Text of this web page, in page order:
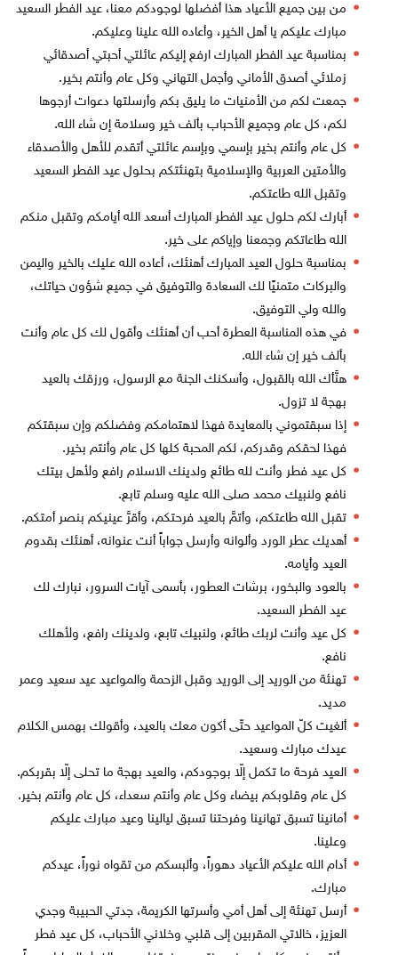
من بين جميع الأعياد هذا أفضلها لوجودكم معنا، عيد الفطر السعيد
مبارك عليكم يا أهل الخير، وأعاده الله علينا وعليكم.
بمناسبة عيد الفطر المبارك ارفع إليكم عائلتي أحبتي أصدقائي
زملائي أصدق الأماني وأجمل التهاني وكل عام وأنتم بخير.
جمعت لكم من الأمنيات ما يليق بكم وأرسلتها دعوات أرجوها
لكم، كل عام وجميع الأحباب بألف خير وسلامة إن شاء الله.
كل عام وأنتم بخير بإسمي وبإسم عائلتي أتقدم للأهل والأصدقاء
والأمتين العربية والإسلامية بتهنئتكم بحلول عيد الفطر السعيد
وتقبل الله طاعتكم.
أبارك لكم حلول عيد الفطر المبارك أسعد الله أيامكم وتقبل منكم
الله طاعاتكم وجمعنا وإياكم على خير.
بمناسبة حلول العيد المبارك أهنئك، أعاده الله عليك بالخير واليمن
والبركات متمنيًا لك السعادة والتوفيق في جميع شؤون حياتك،
والله ولي التوفيق.
في هذه المناسبة العطرة أحب أن أهنئك وأقول لك كل عام وأنت
بألف خير إن شاء الله.
هنَّأك الله بالقبول، وأسكنك الجنة مع الرسول، ورزقك بالعيد
بهجة لا تزول.
إذا سبقتموني بالمعايدة فهذا لاهتمامكم وفضلكم وإن سبقتكم
فهذا لحقكم وقدركم، لكم المحبة كلها كل عام وأنتم بخير.
كل عيد فطر وأنت لله طائع ولدينك الاسلام رافع ولأهل بيتك
نافع ولنبيك محمد صلى الله عليه وسلم تابع.
تقبل الله طاعتكم، وأتمَّ بالعيد فرحتكم، وأقرَّ عينيكم بنصر أمتكم.
أهديك عطر الورد وألوانه وأرسل جواباً أنت عنوانه، أهنئك بقدوم
العيد وأيامه.
بالعود والبخور، برشات العطور، بأسمى آيات السرور، نبارك لك
عيد الفطر السعيد.
كل عيد وأنت لربك طائع، ولنبيك تابع، ولدينك رافع، ولأهلك
نافع.
تهنئة من الوريد إلى الوريد وقبل الزحمة والمواعيد عيد سعيد وعمر
مديد.
ألغيت كلّ المواعيد حتّى أكون معك بالعيد، وأقولك بهمس الكلام
عيدك مبارك وسعيد.
العيد فرحة ما تكمل إلّا بوجودكم، والعيد بهجة ما تحلى إلّا بقربكم.
كل عام وقلوبكم بيضاء وكل عام وأنتم سعداء، كل عام وأنتم بخير.
أمانينا تسبق تهانينا وفرحتنا تسبق ليالينا وعيد مبارك عليكم
وعلينا.
أدام الله عليكم الأعياد دهوراً، وألبسكم من تقواه نوراً، عيدكم
مبارك.
أرسل تهنئة إلى أهل أمي وأسرتها الكريمة، جدتي الحبيبة وجدي
العزيز، خالاتي المقربين إلى قلبي وخلاني الأحباب، كل عيد فطر